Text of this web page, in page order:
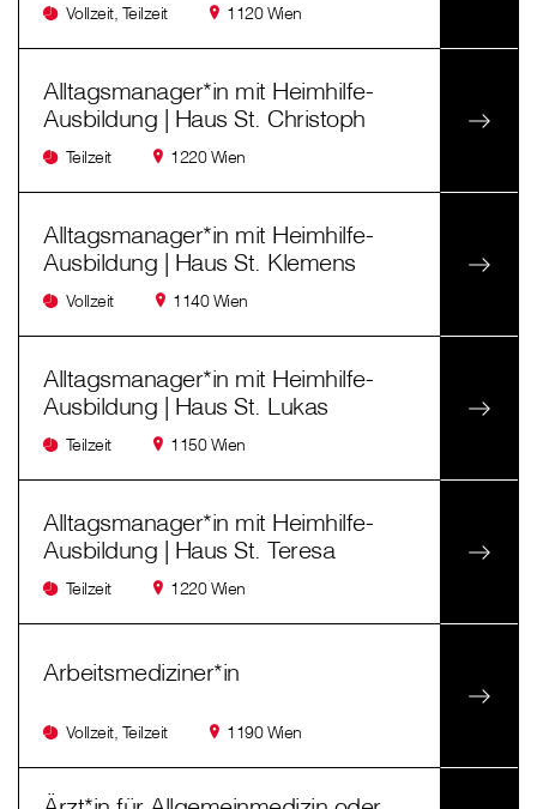
Vollzeit, Teilzeit 1120 Wien
Alltagsmanager*in mit Heimhilfe-
Ausbildung | Haus St. Christoph
Teilzeit 1220 Wien
Alltagsmanager*in mit Heimhilfe-
Ausbildung | Haus St. Klemens
Vollzeit 1140 Wien
Alltagsmanager*in mit Heimhilfe-
Ausbildung | Haus St. Lukas
Teilzeit 1150 Wien
Alltagsmanager*in mit Heimhilfe-
Ausbildung | Haus St. Teresa
Teilzeit 1220 Wien
Arbeitsmediziner*in
Vollzeit, Teilzeit 1190 Wien